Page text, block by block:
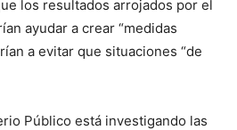
los resultados arrojados por el
ayudar a crear “medidas
a evitar que situaciones “de
Público está investigando las